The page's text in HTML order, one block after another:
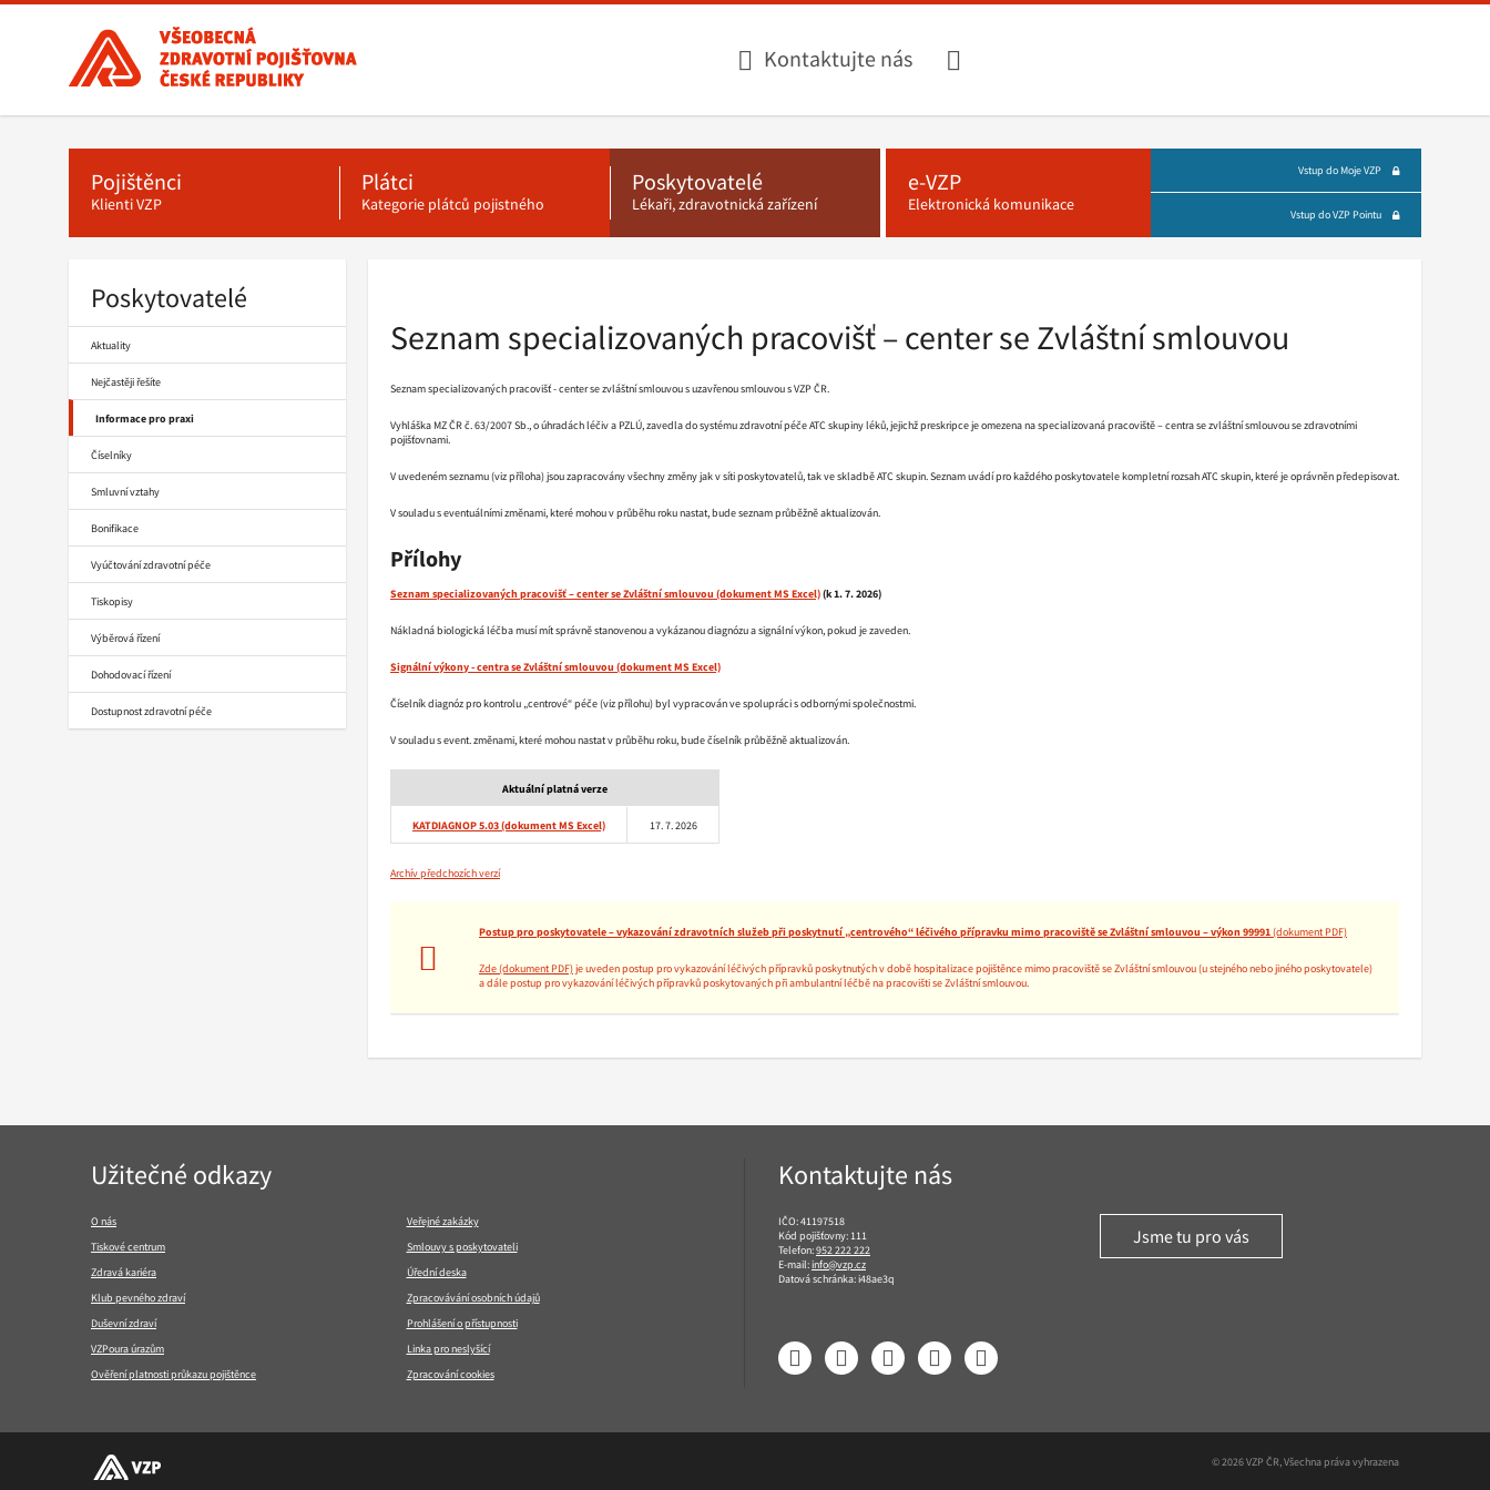
Všeobecná
zdravotní
pojišťovna
ČR,
hlavní
stránka
Kontaktujte nás
Pojištěnci
Klienti VZP
Plátci
Kategorie plátců pojistného
Poskytovatelé
Lékaři, zdravotnická zařízení
e-VZP
Elektronická komunikace
Vstup do Moje VZP
Vstup do VZP Pointu
Poskytovatelé
Aktuality
Nejčastěji řešíte
Informace pro praxi
Číselníky
Smluvní vztahy
Bonifikace
Vyúčtování zdravotní péče
Tiskopisy
Výběrová řízení
Dohodovací řízení
Dostupnost zdravotní péče
Seznam specializovaných pracovišť – center se Zvláštní smlouvou
Seznam specializovaných pracovišť - center se zvláštní smlouvou s uzavřenou smlouvou s VZP ČR.
Vyhláška MZ ČR č. 63/2007 Sb., o úhradách léčiv a PZLÚ, zavedla do systému zdravotní péče ATC skupiny léků, jejichž preskripce je omezena na specializovaná pracoviště – centra se zvláštní smlouvou se zdravotními
pojišťovnami.
V uvedeném seznamu (viz příloha) jsou zapracovány všechny změny jak v síti poskytovatelů, tak ve skladbě ATC skupin. Seznam uvádí pro každého poskytovatele kompletní rozsah ATC skupin, které je oprávněn předepisovat.
V souladu s eventuálními změnami, které mohou v průběhu roku nastat, bude seznam průběžně aktualizován.
Přílohy
Seznam specializovaných pracovišť – center se Zvláštní smlouvou (k 1. 7. 2026)
Nákladná biologická léčba musí mít správně stanovenou a vykázanou diagnózu a signální výkon, pokud je zaveden.
Signální výkony - centra se Zvláštní smlouvou
Číselník diagnóz pro kontrolu „centrové“ péče (viz přílohu) byl vypracován ve spolupráci s odbornými společnostmi.
V souladu s event. změnami, které mohou nastat v průběhu roku, bude číselník průběžně aktualizován.
Aktuální platná verze
KATDIAGNOP 5.03 17. 7. 2026
Archív předchozích verzí
Postup pro poskytovatele – vykazování zdravotních služeb při poskytnutí „centrového“ léčivého přípravku mimo pracoviště se Zvláštní smlouvou – výkon 99991
Zde
je uveden postup pro vykazování léčivých přípravků poskytnutých v době hospitalizace pojištěnce mimo pracoviště se Zvláštní smlouvou (u stejného nebo jiného poskytovatele)
a dále postup pro vykazování léčivých přípravků poskytovaných při ambulantní léčbě na pracovišti se Zvláštní smlouvou.
Navigace
Užitečné odkazy
O nás
Tiskové centrum
Zdravá kariéra
Klub pevného zdraví
Duševní zdraví
VZPoura úrazům
Ověření platnosti průkazu pojištěnce
Veřejné zakázky
Smlouvy s poskytovateli
Úřední deska
Zpracovávání osobních údajů
Prohlášení o přístupnosti
Linka pro neslyšící
Zpracování cookies
Kontaktujte nás
IČO: 41197518
Kód pojišťovny: 111
Telefon:952 222 222
E-mail:info@vzp.cz
Datová schránka: i48ae3q
Jsme tu pro vás
FacebookLinkedIn YouTube InstagramTwitter
© 2026 VZP ČR, Všechna práva vyhrazena